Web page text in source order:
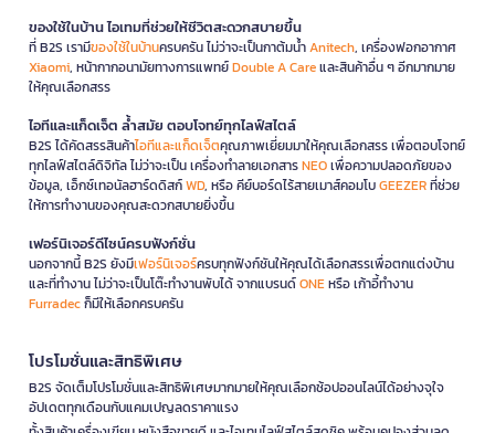
ของใช้ในบ้าน ไอเทมที่ช่วยให้ชีวิตสะดวกสบายขึ้น
ที่ B2S เรามีของใช้ในบ้านครบครัน ไม่ว่าจะเป็นกาต้มน้ำAnitech, เครื่องฟอกอากาศ
Xiaomi, หน้ากากอนามัยทางการแพทย์Double A Careและสินค้าอื่น ๆ อีกมากมาย
ให้คุณเลือกสรร
ไอทีและแก็ดเจ็ต ล้ำสมัย ตอบโจทย์ทุกไลฟ์สไตล์
B2S ได้คัดสรรสินค้าไอทีและแก็ดเจ็ตคุณภาพเยี่ยมมาให้คุณเลือกสรร เพื่อตอบโจทย์
ทุกไลฟ์สไตล์ดิจิทัล ไม่ว่าจะเป็น เครื่องทำลายเอกสารNEOเพื่อความปลอดภัยของ
ข้อมูล, เอ็กซ์เทอนัลฮาร์ดดิสก์WD, หรือ คีย์บอร์ดไร้สายเมาส์คอมโบGEEZERที่ช่วย
ให้การทำงานของคุณสะดวกสบายยิ่งขึ้น
เฟอร์นิเจอร์ดีไซน์ครบฟังก์ชั่น
นอกจากนี้ B2S ยังมีเฟอร์นิเจอร์ครบทุกฟังก์ชันให้คุณได้เลือกสรรเพื่อตกแต่งบ้าน
และที่ทำงาน ไม่ว่าจะเป็นโต๊ะทำงานพับได้ จากแบรนด์ONEหรือ เก้าอี้ทำงาน
Furradecก็มีให้เลือกครบครัน
โปรโมชั่นและสิทธิพิเศษ
B2S จัดเต็มโปรโมชั่นและสิทธิพิเศษมากมายให้คุณเลือกช้อปออนไลน์ได้อย่างจุใจ
อัปเดตทุกเดือนกับแคมเปญลดราคาแรง